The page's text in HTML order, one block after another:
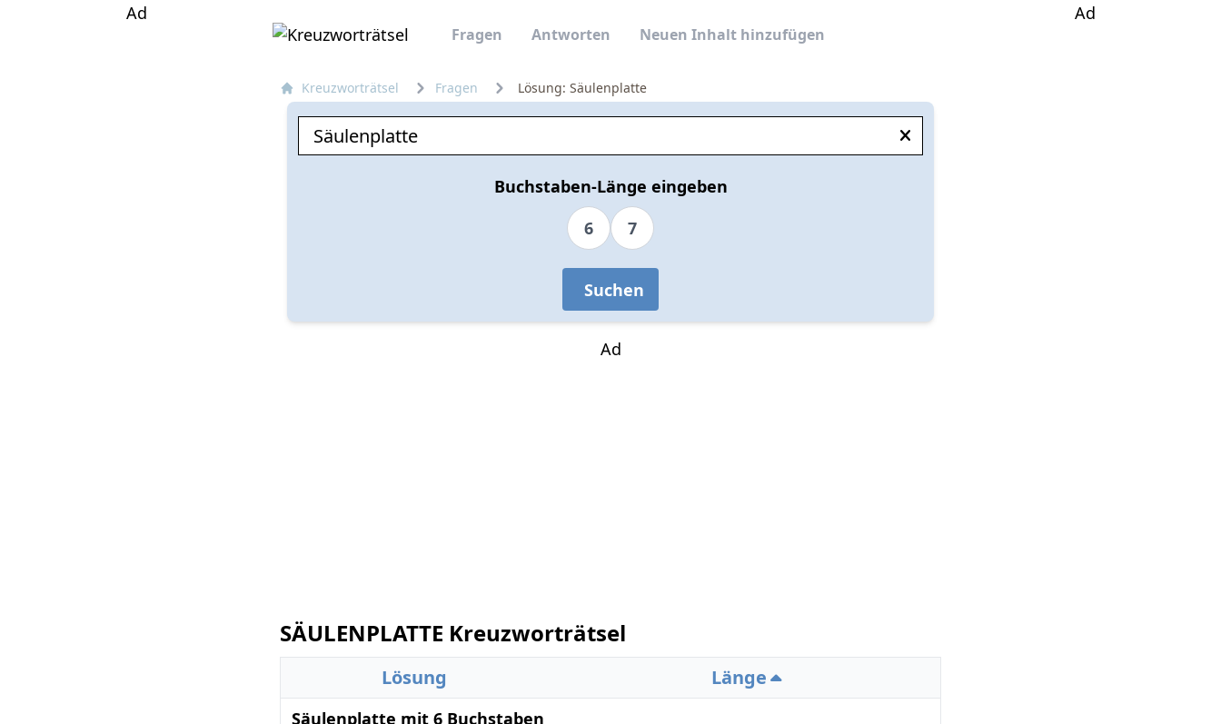
Fragen Antworten Neuen Inhalt hinzufügen
Ad Ad
Kreuzworträtsel Fragen Lösung: Säulenplatte
Buchstaben-Länge eingeben
6
7
Suchen
Ad
SÄULENPLATTE Kreuzworträtsel
Lösung Länge
Säulenplatte mit 6 Buchstaben